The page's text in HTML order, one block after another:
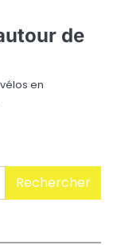
de
en
Rechercher